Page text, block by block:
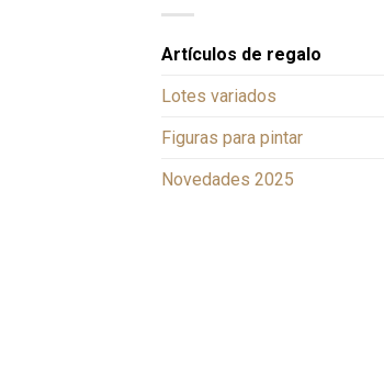
Artículos de regalo
Lotes variados
Figuras para pintar
Novedades 2025